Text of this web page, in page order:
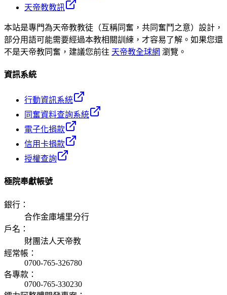
天帝教教訊
本站是專門為天帝教教徒（互稱同奮，共同奮鬥之意）設計，
部分用語可能需要經過本教相關訓練，才容易了解。如果您還
不是天帝教同奮，建議您前往 天帝教全球網 瀏覽。
資訊系統
行動資訊系統
同奮資料查詢系統
電子化捐款
信用卡捐款
授權查詢
極院奉獻帳號
銀行 ：
合作金庫埔里分行
戶名 ：
財團法人天帝教
經常帳 ：
0700-765-326780
各專款 ：
0700-765-330230